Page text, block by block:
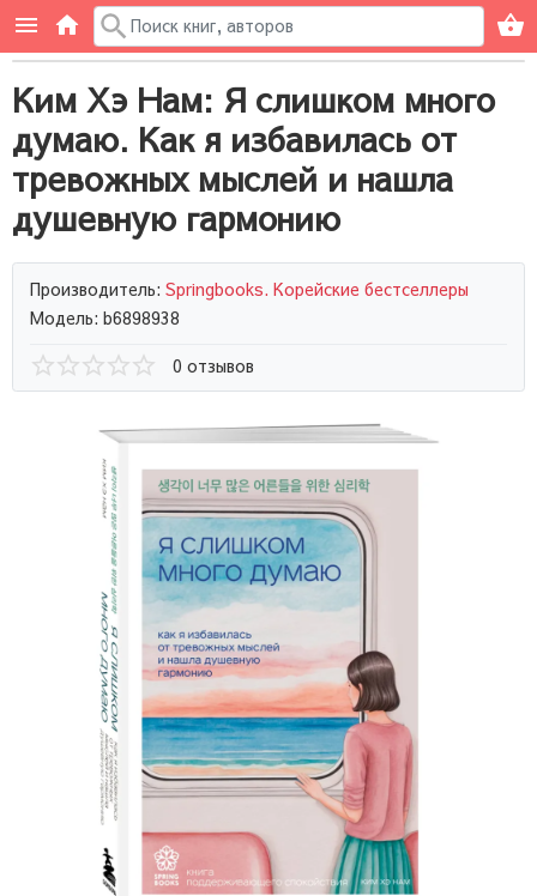
Ким Хэ Нам: Я слишком много
думаю. Как я избавилась от
тревожных мыслей и нашла
душевную гармонию
Производитель: Springbooks. Корейские бестселлеры
Модель: b6898938
0 отзывов